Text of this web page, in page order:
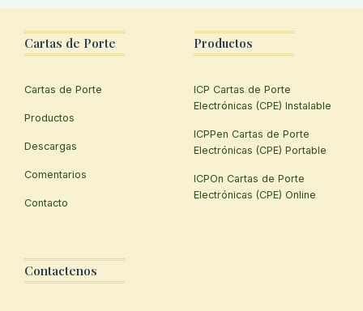
Cartas de Porte
Cartas de Porte
Productos
Descargas
Comentarios
Contacto
Productos
ICP Cartas de Porte
Electrónicas (CPE) Instalable
ICPPen Cartas de Porte
Electrónicas (CPE) Portable
ICPOn Cartas de Porte
Electrónicas (CPE) Online
Contactenos